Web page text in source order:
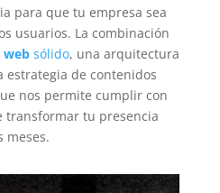
para que tu empresa sea
usuarios. La combinación
websólido, una arquitectura
estrategia de contenidos
nos permite cumplir con
transformar tu presencia
meses.